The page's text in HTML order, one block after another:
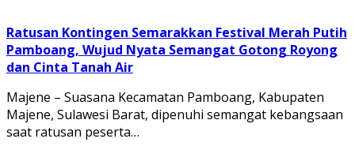
Ratusan Kontingen Semarakkan Festival Merah Putih
Pamboang, Wujud Nyata Semangat Gotong Royong
dan Cinta Tanah Air
Majene – Suasana Kecamatan Pamboang, Kabupaten
Majene, Sulawesi Barat, dipenuhi semangat kebangsaan
saat ratusan peserta…